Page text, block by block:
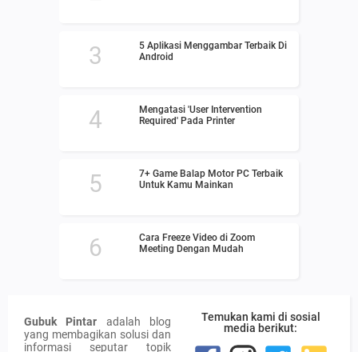
5 Aplikasi Menggambar Terbaik Di
Android
Mengatasi 'User Intervention
Required' Pada Printer
7+ Game Balap Motor PC Terbaik
Untuk Kamu Mainkan
Cara Freeze Video di Zoom
Meeting Dengan Mudah
Gubuk Pintar adalah blog
yang membagikan solusi dan
informasi seputar topik
Temukan kami di sosial
media berikut: